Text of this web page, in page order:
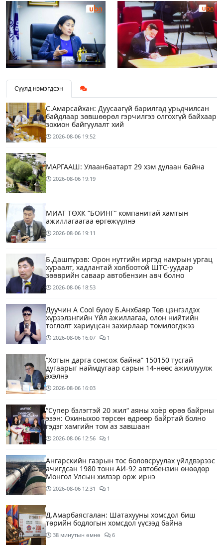
Сүүлд нэмэгдсэн
С.Амарсайхан: Дуусаагүй барилгад урьдчилсан
байдлаар зөвшөөрөл гэрчилгээ олгохгүй байхаар
зохион байгуулалт хий
2026-08-06 19:52
МАРГААШ: Улаанбаатарт 29 хэм дулаан байна
2026-08-06 19:19
МИАТ ТӨХК “БОИНГ“ компанитай хамтын
ажиллагаагаа өргөжүүлнэ
2026-08-06 19:11
Б.Дашпүрэв: Орон нутгийн иргэд намрын ургац
хураалт, хадлантай холбоотой ШТС-уудаар
зөөврийн саваар автобензин авч болно
2026-08-06 18:53
Дуучин A Cool буюу Б.Анхбаяр Төв цэнгэлдэх
хүрээлэнгийн Үйл ажиллагаа, олон нийтийн
тоглолт хариуцсан захирлаар томилогджээ
2026-08-06 16:07 1
“Хотын дарга сонсож байна” 150150 тусгай
дугаарыг наймдугаар сарын 14-нөөс ажиллуулж
эхэлнэ
2026-08-06 16:03
“Супер бэлэгтэй 20 жил“ аяны хоёр өрөө байрны
эзэн: Охиныхоо төрсөн өдрөөр байртай болно
гэдэг хамгийн том аз завшаан
2026-08-06 12:56 1
Ангарскийн газрын тос боловсруулах үйлдвэрээс
ачигдсан 1980 тонн АИ-92 автобензин өнөөдөр
Монгол Улсын хилээр орж ирнэ
2026-08-06 12:31 1
Д.Амарбаясгалан: Шатахууны хомсдол биш
төрийн бодлогын хомсдол үүсээд байна
38 минутын өмнө 6